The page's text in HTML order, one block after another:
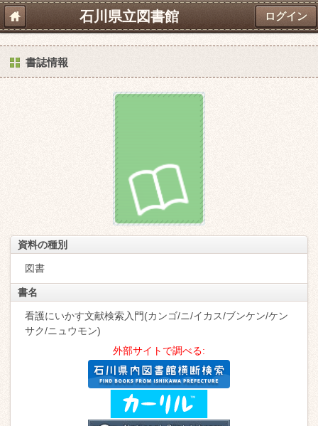
石川県立図書館 ログイン
書誌情報
資料の種別
図書
書名
看護にいかす文献検索入門(カンゴ/ニ/イカス/ブンケン/ケン
サク/ニュウモン)
外部サイトで調べる: